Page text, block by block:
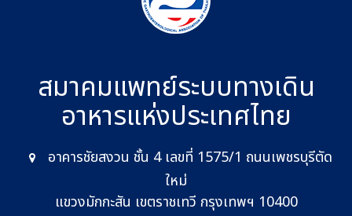
สมาคมแพทย์ระบบทางเดิน
อาหารแห่งประเทศไทย
อาคารชัยสงวน ชั้น 4 เลขที่ 1575/1 ถนนเพชรบุรีตัด
ใหม่
แขวงมักกะสัน เขตราชเทวี กรุงเทพฯ 10400